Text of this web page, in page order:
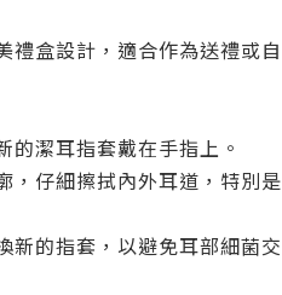
禮盒設計，適合作為送禮或自
的潔耳指套戴在手指上。
，仔細擦拭內外耳道，特別是
新的指套，以避免耳部細菌交